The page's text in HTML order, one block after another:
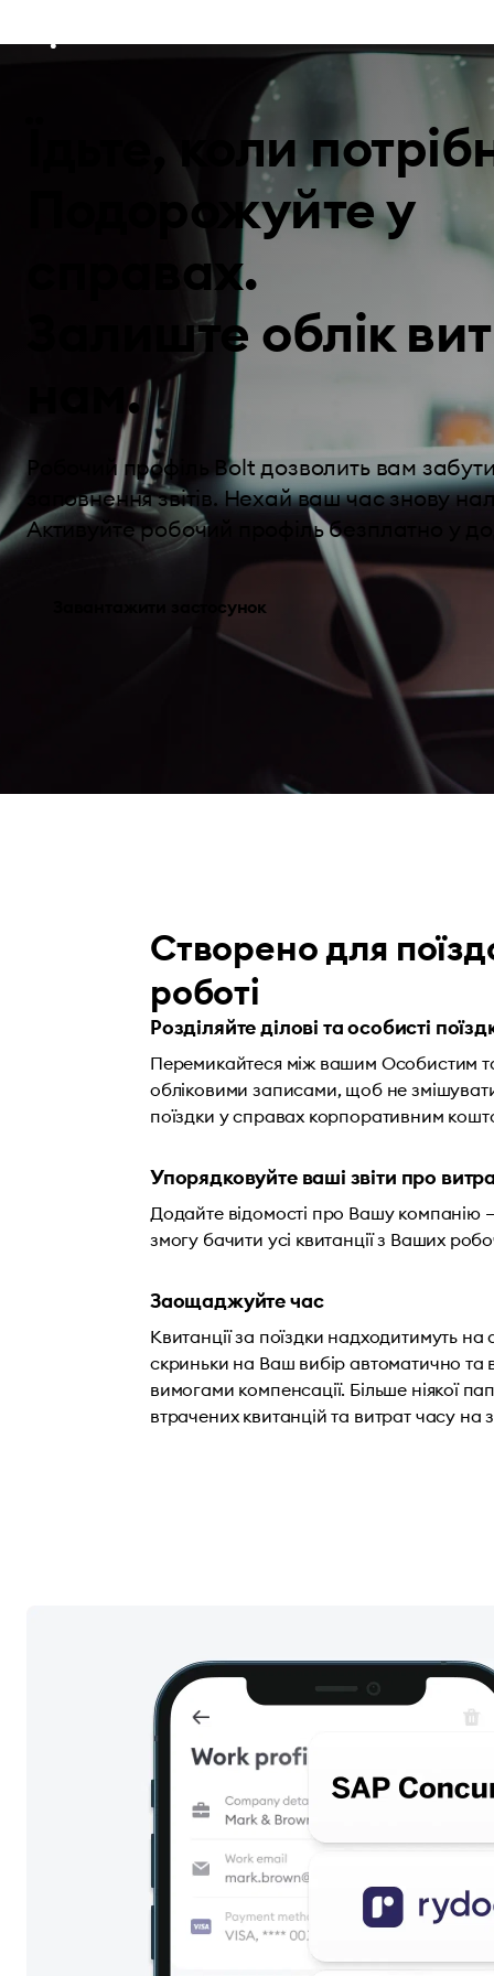
Їдьте, коли
Подорожуйте у
справах.
Залиште облік
нам.
Робочий профіль Bolt дозволить вам
заповнення звітів. Нехай ваш час знову
Активуйте робочий профіль безплатно у
Завантажити застосунок
Створено для
роботі
Розділяйте ділові та особисті
Перемикайтеся між вашим Особистим
обліковими записами, щоб не
поїздки у справах корпоративним
Упорядковуйте ваші звіти про
Додайте відомості про Вашу компанію
змогу бачити усі квитанції з Ваших
Заощаджуйте час
Квитанції за поїздки надходитимуть на
скриньки на Ваш вибір автоматично та
вимогами компенсації. Більше ніякої
втрачених квитанцій та витрат часу на